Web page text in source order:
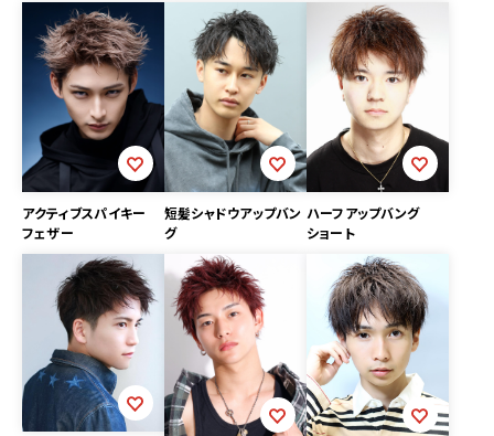
アクティブスパイキー
フェザー
短髪シャドウアップバン
グ
ハーフアップバング
ショート